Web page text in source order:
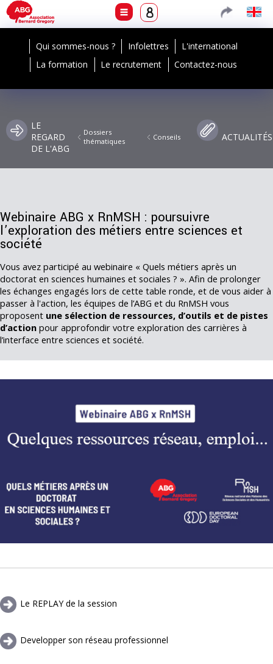
Qui sommes-nous ? Infolettres
L'international
La formation
Le recrutement Contactez-nous
LE
REGARD
DE L'ABG
Dossiers
thématiques
Conseils ACTUALITÉS
Webinaire ABG x RnMSH : poursuivre
l’exploration des métiers entre sciences et
société
Vous avez participé au webinaire « Quels métiers après un
doctorat en sciences humaines et sociales ? ». Afin de prolonger
les échanges engagés lors de cette table ronde, et de vous aider à
passer à l'action, les équipes de l’ABG et du RnMSH vous
proposent une sélection de ressources, d’outils et de pistes
d’action pour approfondir votre exploration des carrières à
l’interface entre sciences et société.
Le REPLAY de la session
Developper son réseau professionnel